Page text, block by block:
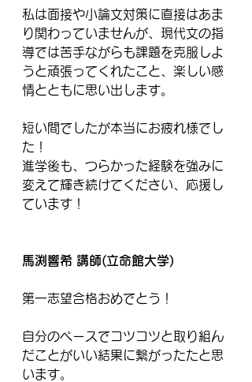
私は面接や小論文対策に直接はあま
り関わっていませんが、現代文の指
導では苦手ながらも課題を克服しよ
うと頑張ってくれたこと、楽しい感
情とともに思い出します。
短い間でしたが本当にお疲れ様でし
た！
進学後も、つらかった経験を強みに
変えて輝き続けてください、応援し
ています！
馬渕響希 講師(立命館大学)
第一志望合格おめでとう！
自分のペースでコツコツと取り組ん
だことがいい結果に繋がったたと思
います。